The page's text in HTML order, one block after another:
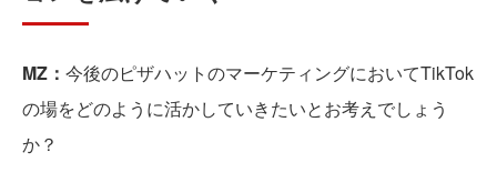
MZ： 今後のピザハットのマーケティングにおいてTikTok
の場をどのように活かしていきたいとお考えでしょう
か？